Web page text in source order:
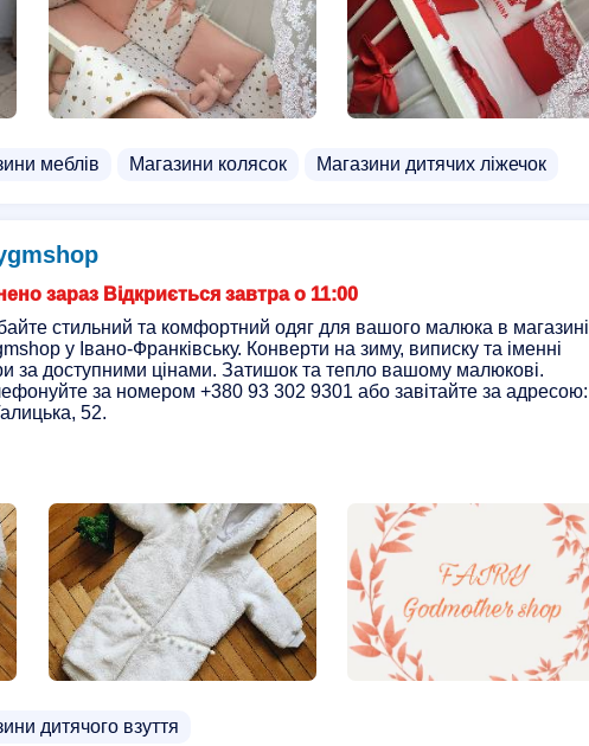
меблів Магазини колясок Магазини дитячих ліжечок
зараз Відкриється завтра о 11:00
стильний та комфортний одяг для вашого малюка в магазині
у Івано-Франківську. Конверти на зиму, виписку та іменні
за доступними цінами. Затишок та тепло вашому малюкові.
за номером +380 93 302 9301 або завітайте за адресою:
52.
дитячого взуття